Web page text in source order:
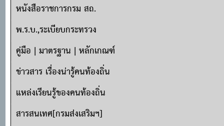
หนังสือราชการกรม สถ.
พ.ร.บ.,ระเบียบกระทรวง
คู่มือ | มาตรฐาน | หลักเกณฑ์
ข่าวสาร เรื่องน่ารู้คนท้องถิ่น
แหล่งเรียนรู้ของคนท้องถิ่น
สารสนเทศ[กรมส่งเสริมฯ]